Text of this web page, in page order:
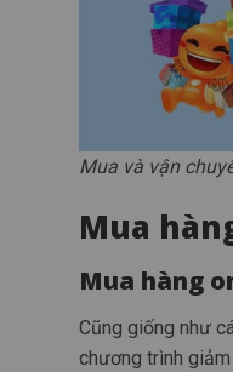
Mua và vận
Mua
Mua hàng
Cũng giống như
chương trình